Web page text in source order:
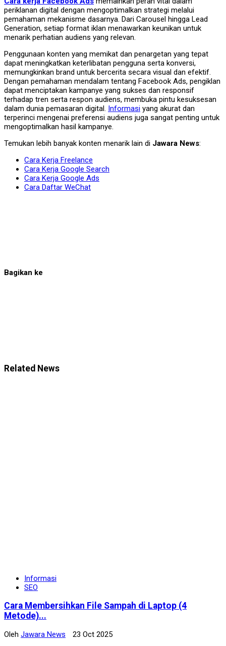
periklanan digital dengan mengoptimalkan strategi melalui
pemahaman mekanisme dasarnya. Dari Carousel hingga Lead
Generation, setiap format iklan menawarkan keunikan untuk
menarik perhatian audiens yang relevan.
Penggunaan konten yang memikat dan penargetan yang tepat
dapat meningkatkan keterlibatan pengguna serta konversi,
memungkinkan brand untuk bercerita secara visual dan efektif.
Dengan pemahaman mendalam tentang Facebook Ads, pengiklan
dapat menciptakan kampanye yang sukses dan responsif
terhadap tren serta respon audiens, membuka pintu kesuksesan
dalam dunia pemasaran digital. Informasi yang akurat dan
terperinci mengenai preferensi audiens juga sangat penting untuk
mengoptimalkan hasil kampanye.
Temukan lebih banyak konten menarik lain di Jawara News:
Cara Kerja Freelance
Cara Kerja Google Search
Cara Kerja Google Ads
Cara Daftar WeChat
Bagikan ke
Related News
Informasi
SEO
Cara Membersihkan File Sampah di Laptop (4
Metode)...
Oleh Jawara News 23 Oct 2025